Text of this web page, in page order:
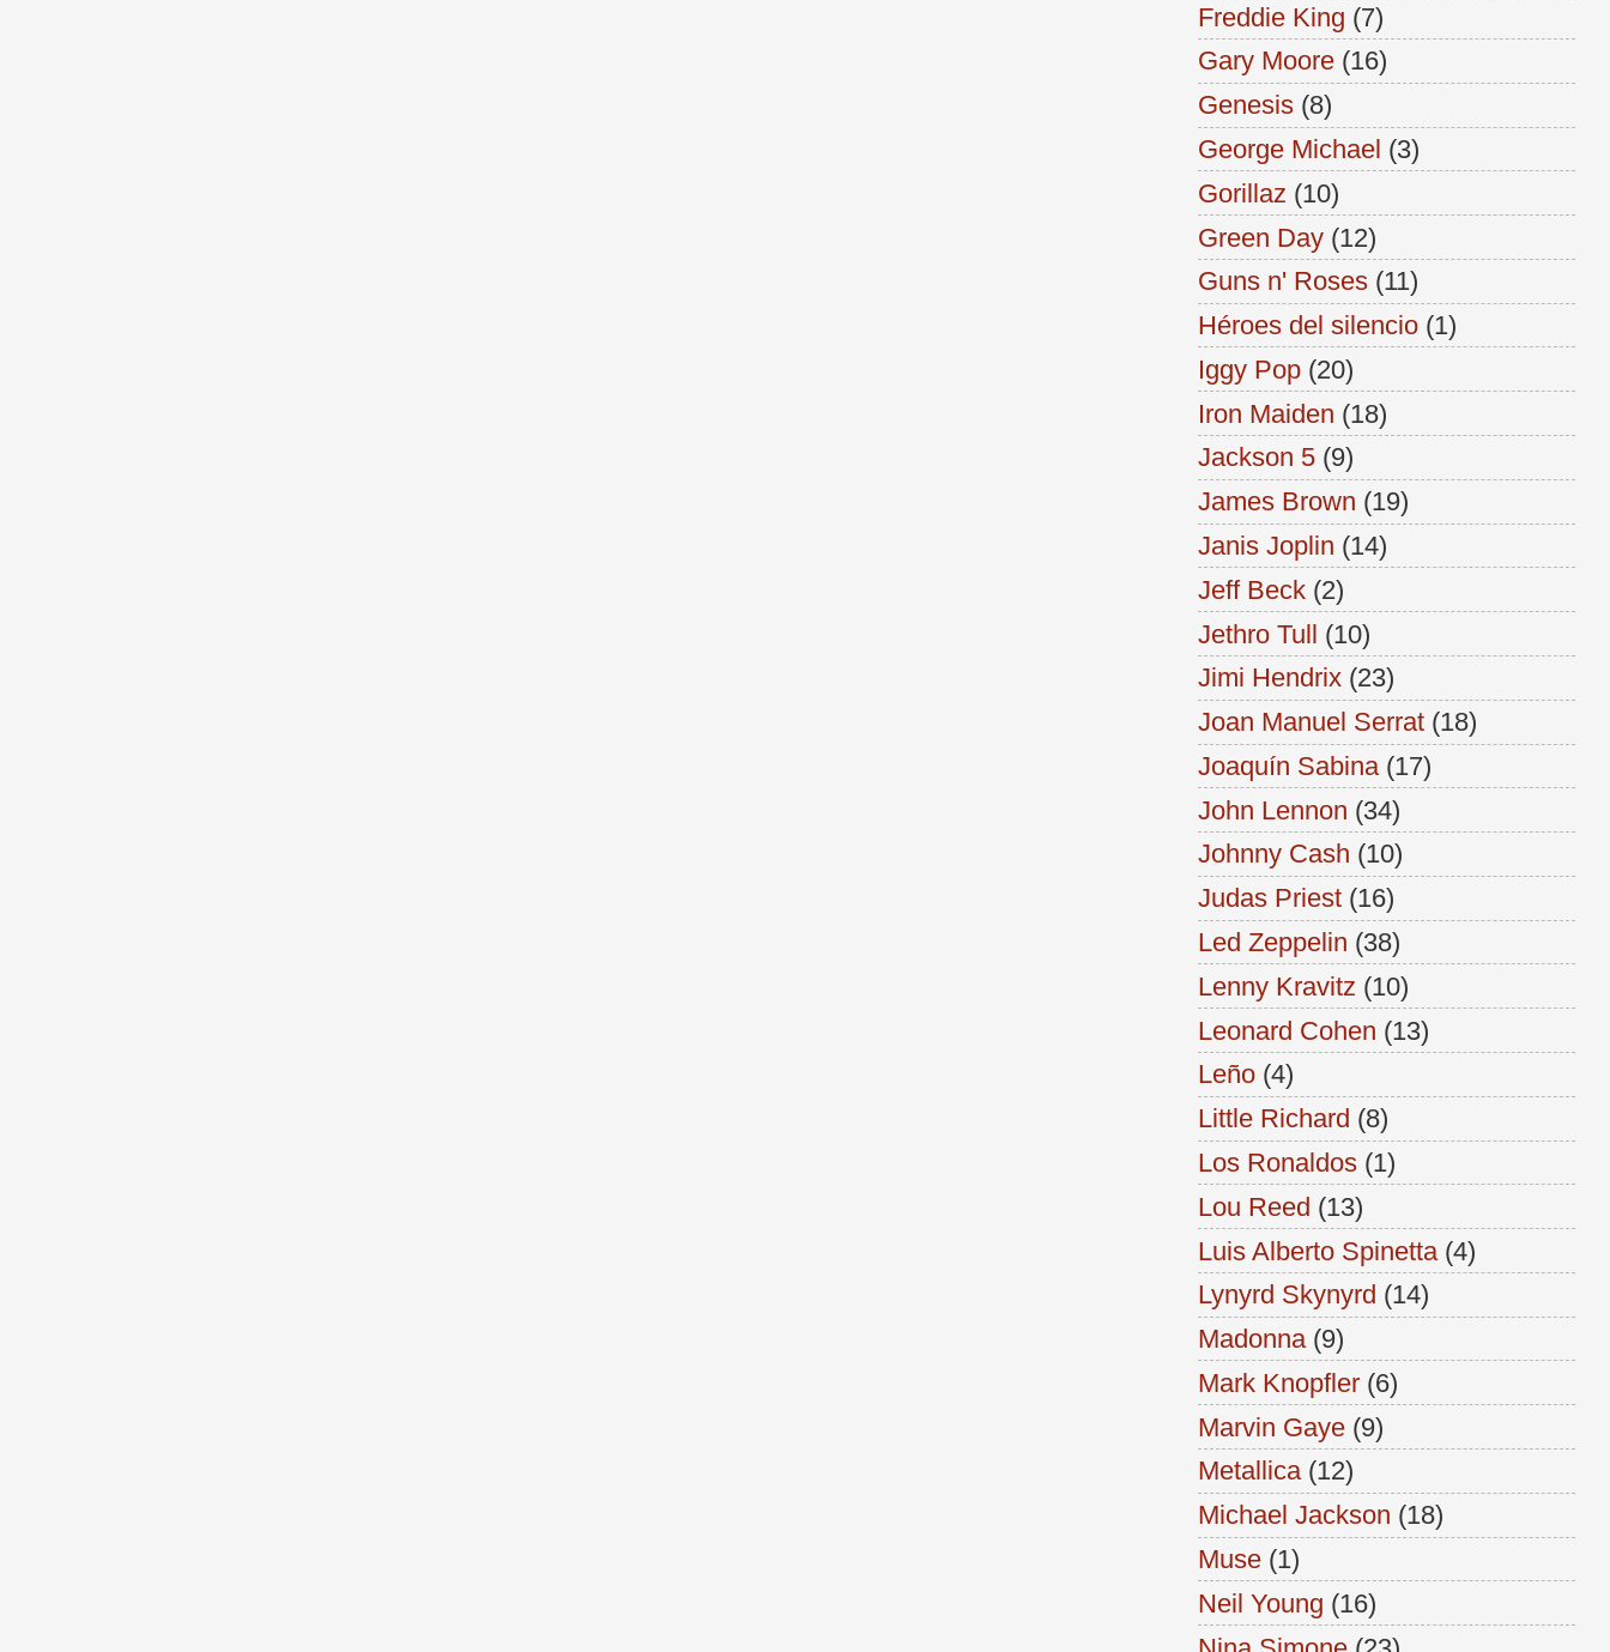
Freddie King (7)
Gary Moore (16)
Genesis (8)
George Michael (3)
Gorillaz (10)
Green Day (12)
Guns n' Roses (11)
Héroes del silencio (1)
Iggy Pop (20)
Iron Maiden (18)
Jackson 5 (9)
James Brown (19)
Janis Joplin (14)
Jeff Beck (2)
Jethro Tull (10)
Jimi Hendrix (23)
Joan Manuel Serrat (18)
Joaquín Sabina (17)
John Lennon (34)
Johnny Cash (10)
Judas Priest (16)
Led Zeppelin (38)
Lenny Kravitz (10)
Leonard Cohen (13)
Leño (4)
Little Richard (8)
Los Ronaldos (1)
Lou Reed (13)
Luis Alberto Spinetta (4)
Lynyrd Skynyrd (14)
Madonna (9)
Mark Knopfler (6)
Marvin Gaye (9)
Metallica (12)
Michael Jackson (18)
Muse (1)
Neil Young (16)